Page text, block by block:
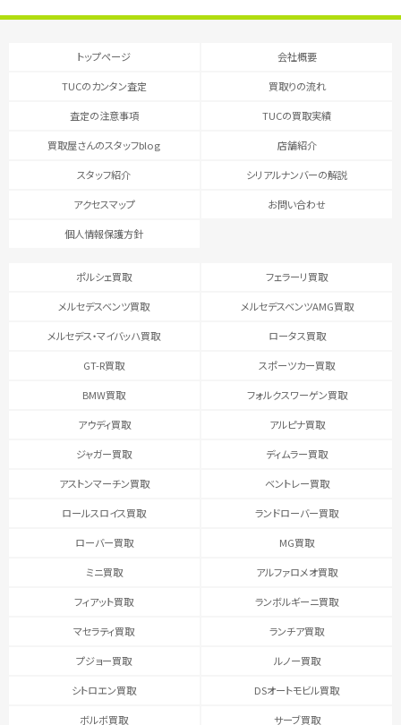
トップページ 会社概要
TUCのカンタン査定 買取りの流れ
査定の注意事項 TUCの買取実績
買取屋さんのスタッフblog 店舗紹介
スタッフ紹介 シリアルナンバーの解説
アクセスマップ お問い合わせ
個人情報保護方針
ポルシェ買取 フェラーリ買取
メルセデスベンツ買取 メルセデスベンツAMG買取
メルセデス・マイバッハ買取 ロータス買取
GT-R買取 スポーツカー買取
BMW買取 フォルクスワーゲン買取
アウディ買取 アルピナ買取
ジャガー買取 ディムラー買取
アストンマーチン買取 ベントレー買取
ロールスロイス買取 ランドローバー買取
ローバー買取 MG買取
ミニ買取 アルファロメオ買取
フィアット買取 ランボルギーニ買取
マセラティ買取 ランチア買取
プジョー買取 ルノー買取
シトロエン買取 DSオートモビル買取
ボルボ買取 サーブ買取